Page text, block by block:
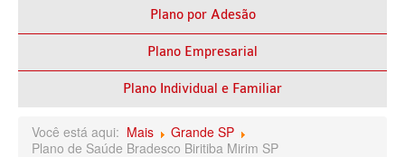
PLANO DE SAÚDE EMPRESARIAL
ALLIANZ PLANO DE SAÚDE EMPRESARIAL
AMEPLAN PLANO DE SAÚDE EMPRESARIAL
BIO SAÚDE PLANO DE SAÚDE EMPRESARIAL
Plano por Adesão
Plano Empresarial
Plano Individual e Familiar
Você está aqui: Mais
Grande SP
Plano de Saúde Bradesco Biritiba Mirim SP